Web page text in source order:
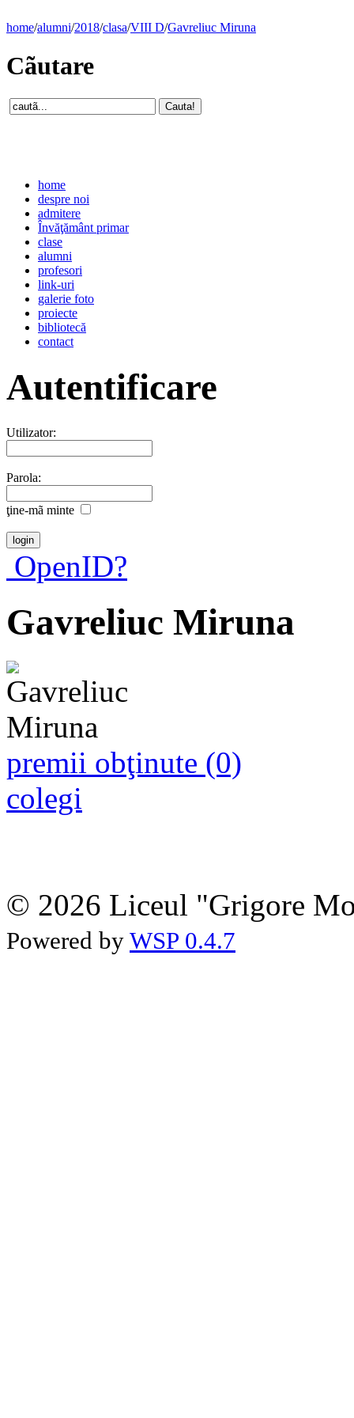
home/alumni/2018/clasa/VIII D/Gavreliuc Miruna
Cãutare
home
despre noi
admitere
Învăţământ primar
clase
alumni
profesori
link-uri
galerie foto
proiecte
bibliotecă
contact
Autentificare
Utilizator:
Parola:
ţine-mã minte
OpenID?
Gavreliuc Miruna
premii obţinute (0)
colegi
© 2026 Liceul "Grigore
Powered by WSP 0.4.7